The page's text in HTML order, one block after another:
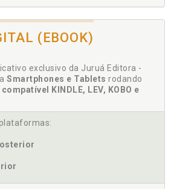
de caso, p. 78
da psicanálise, p. 69
alienante do diagnóstico ao
de escapar dos trilhos?, p. 61
inacabado da teoria, p. 30
os buracos, p. 45
(EBOOK)
exclusivo da Juruá Editora -
Smartphones e Tablets rodando
compatível KINDLE, LEV, KOBO e